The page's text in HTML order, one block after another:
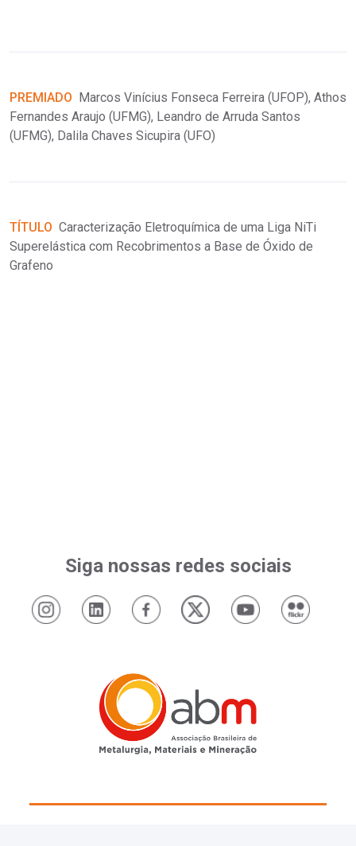
PREMIADO Marcos Vinícius Fonseca Ferreira (UFOP), Athos
Fernandes Araujo (UFMG), Leandro de Arruda Santos
(UFMG), Dalila Chaves Sicupira (UFO)
TÍTULO Caracterização Eletroquímica de uma Liga NiTi
Superelástica com Recobrimentos a Base de Óxido de
Grafeno
Siga nossas redes sociais